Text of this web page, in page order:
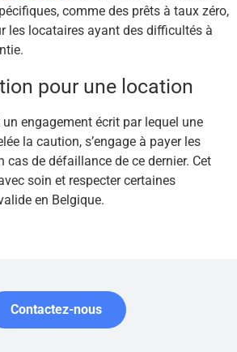
comme des prêts à taux zéro,
les locataires ayant des difficultés à
pour une location
un engagement écrit par lequel une
la caution, s’engage à payer les
cas de défaillance de ce dernier. Cet
soin et respecter certaines
en Belgique.
Contactez-nous